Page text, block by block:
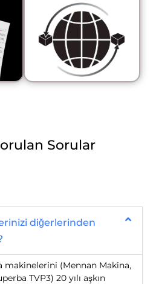
Sorular
diğerlerinden
makinelerini (Mennan Makina,
TVP3) 20 yılı aşkın